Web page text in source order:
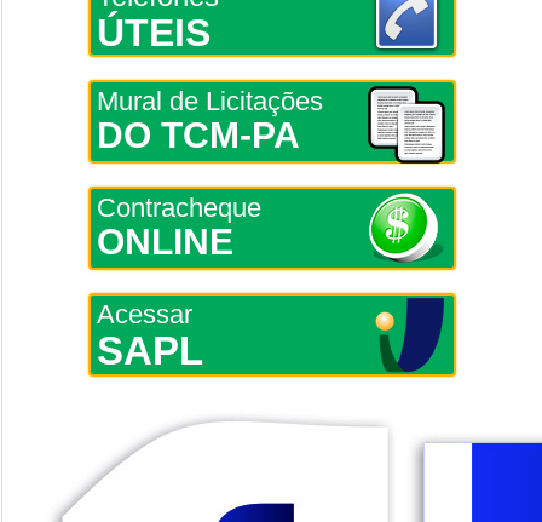
ÚTEIS
Mural de Licitações
DO TCM-PA
Contracheque
ONLINE
Acessar
SAPL